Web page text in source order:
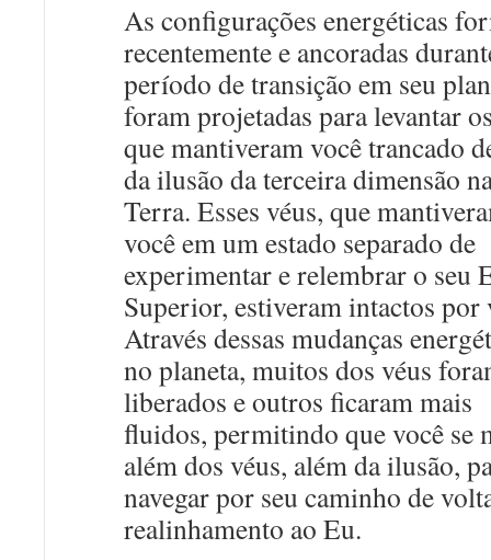
As configurações energéticas
recentemente e ancoradas
período de transição em seu
foram projetadas para levantar
que mantiveram você trancado
da ilusão da terceira dimensão
Terra. Esses véus, que
você em um estado separado de
experimentar e relembrar o seu
Superior, estiveram intactos por
Através dessas mudanças
no planeta, muitos dos véus
liberados e outros ficaram mais
fluidos, permitindo que você se
além dos véus, além da ilusão,
navegar por seu caminho de
realinhamento ao Eu.